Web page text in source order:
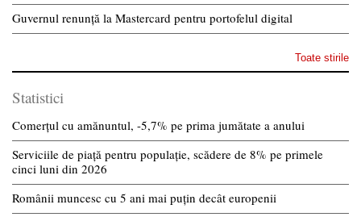
Guvernul renunță la Mastercard pentru portofelul digital
Toate stirile
Statistici
Comerțul cu amănuntul, -5,7% pe prima jumătate a anului
Serviciile de piață pentru populație, scădere de 8% pe primele
cinci luni din 2026
Românii muncesc cu 5 ani mai puțin decât europenii